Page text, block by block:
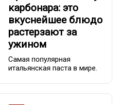
карбонара: это
вкуснейшее блюдо
растерзают за
ужином
Самая популярная
итальянская паста в мире.